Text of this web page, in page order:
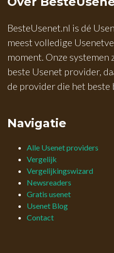
BesteUsenet.nl is dé
meest volledige
moment. Onze systemen
beste Usenet provider,
de provider die het beste
Navigatie
Alle Usenet providers
Vergelijk
Vergelijkingswizard
Newsreaders
Gratis usenet
Usenet Blog
Contact